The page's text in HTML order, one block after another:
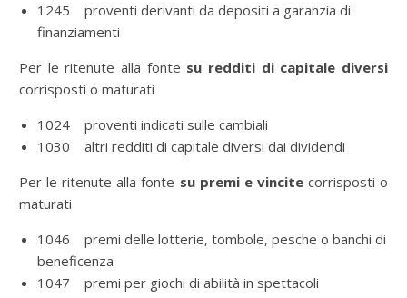
1245 proventi derivanti da depositi a garanzia di
finanziamenti
Per le ritenute alla fonte su redditi di capitale diversi
corrisposti o maturati
1024 proventi indicati sulle cambiali
1030 altri redditi di capitale diversi dai dividendi
Per le ritenute alla fonte su premi e vincitecorrisposti o
maturati
1046 premi delle lotterie, tombole, pesche o banchi di
beneficenza
1047 premi per giochi di abilità in spettacoli